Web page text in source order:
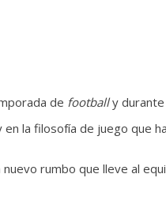
de footbally durante
la filosofía de juego
rumbo que lleve al